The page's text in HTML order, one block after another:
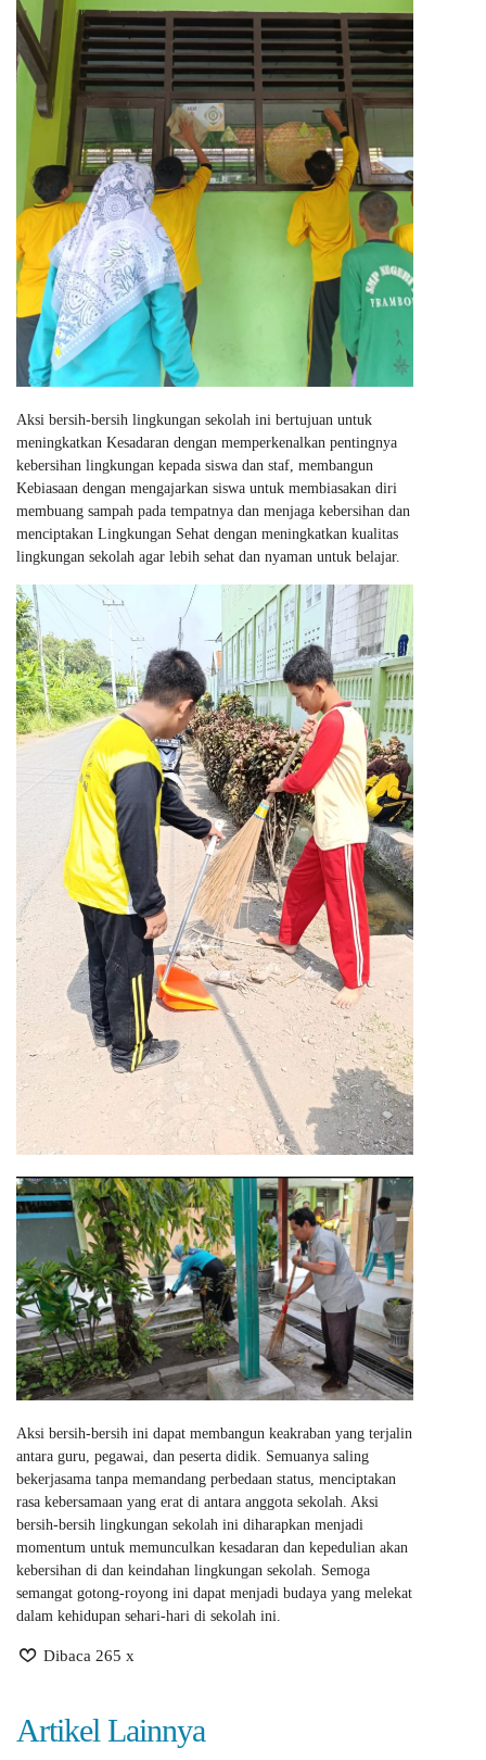
Aksi bersih-bersih lingkungan sekolah ini bertujuan untuk
meningkatkan Kesadaran dengan memperkenalkan pentingnya
kebersihan lingkungan kepada siswa dan staf, membangun
Kebiasaan dengan mengajarkan siswa untuk membiasakan diri
membuang sampah pada tempatnya dan menjaga kebersihan dan
menciptakan Lingkungan Sehat dengan meningkatkan kualitas
lingkungan sekolah agar lebih sehat dan nyaman untuk belajar.
Aksi bersih-bersih ini dapat membangun keakraban yang terjalin
antara guru, pegawai, dan peserta didik. Semuanya saling
bekerjasama tanpa memandang perbedaan status, menciptakan
rasa kebersamaan yang erat di antara anggota sekolah. Aksi
bersih-bersih lingkungan sekolah ini diharapkan menjadi
momentum untuk memunculkan kesadaran dan kepedulian akan
kebersihan di dan keindahan lingkungan sekolah. Semoga
semangat gotong-royong ini dapat menjadi budaya yang melekat
dalam kehidupan sehari-hari di sekolah ini.
Dibaca 265 x
Artikel Lainnya